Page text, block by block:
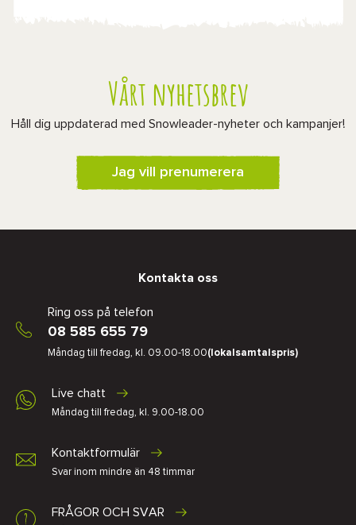
Vårt nyhetsbrev
Håll dig uppdaterad med Snowleader-nyheter och kampanjer!
Jag vill prenumerera
Kontakta oss
Ring oss på telefon
08 585 655 79
Måndag till fredag, kl. 09.00-18.00(lokalsamtalspris)
Live chatt
Måndag till fredag, kl. 9.00-18.00
Kontaktformulär
Svar inom mindre än 48 timmar
FRÅGOR OCH SVAR